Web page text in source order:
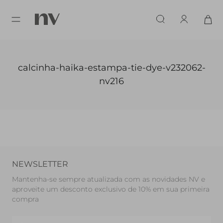
calcinha-haika-estampa-tie-dye-v232062-
nv216
NEWSLETTER
Mantenha-se sempre atualizada com as novidades NV e
aproveite um desconto exclusivo de 10% em sua primeira
compra